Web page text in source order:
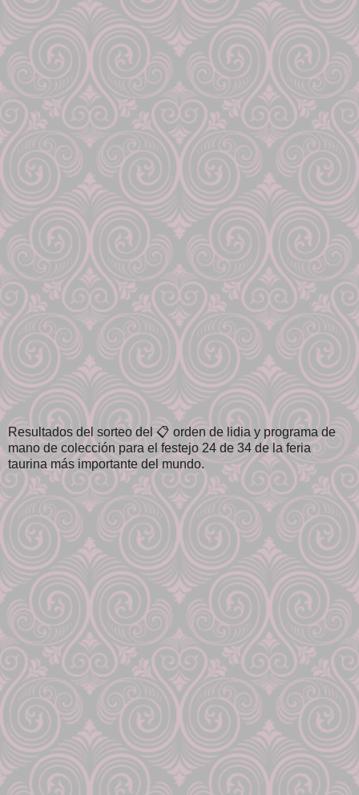
Resultados del sorteo del 📋 orden de lidia y programa de
mano de colección para el festejo 24 de 34 de la feria
taurina más importante del mundo.